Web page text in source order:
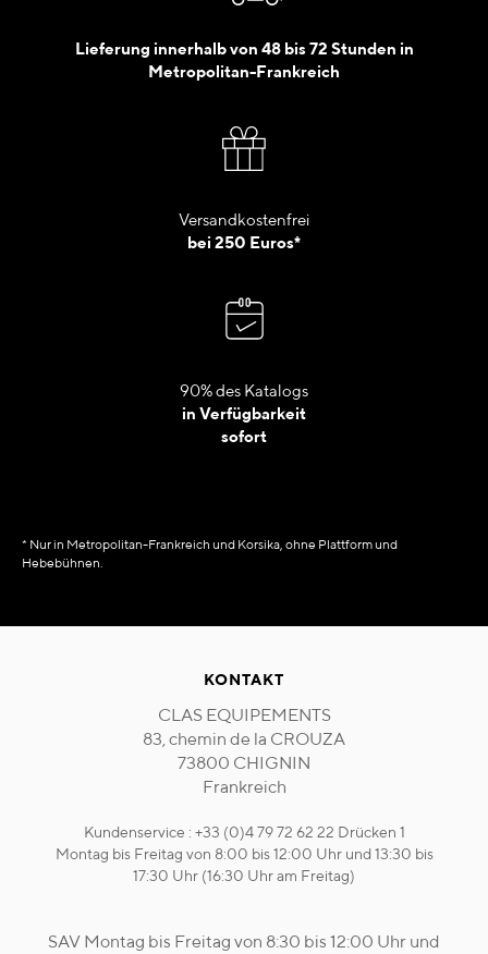
Lieferung innerhalb von 48 bis 72 Stunden in
Metropolitan-Frankreich
Versandkostenfrei
bei 250 Euros*
90% des Katalogs
in Verfügbarkeit
sofort
* Nur in Metropolitan-Frankreich und Korsika, ohne Plattform und
Hebebühnen.
KONTAKT
CLAS EQUIPEMENTS
83, chemin de la CROUZA
73800 CHIGNIN
Frankreich
Kundenservice : +33 (0)4 79 72 62 22 Drücken 1
Montag bis Freitag von 8:00 bis 12:00 Uhr und 13:30 bis
17:30 Uhr (16:30 Uhr am Freitag)
SAV Montag bis Freitag von 8:30 bis 12:00 Uhr und